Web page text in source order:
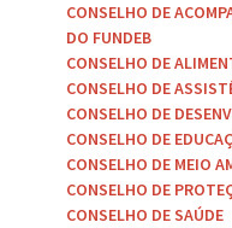
CONSELHO DE
DO FUNDEB
CONSELHO DE
CONSELHO DE
CONSELHO DE
CONSELHO DE
CONSELHO DE MEIO
CONSELHO DE
CONSELHO DE SAÚDE